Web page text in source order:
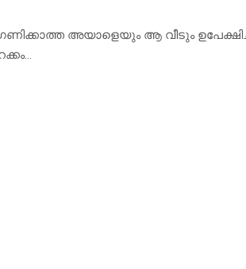
അയാളെയും ആ വീടും